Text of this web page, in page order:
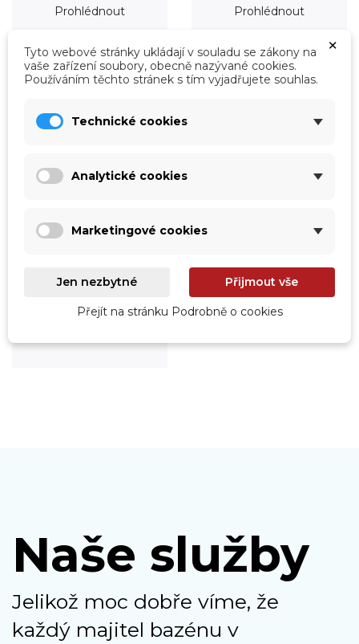
Prohlédnout Prohlédnout
Roboty
Prohlédnout
Naše služby
Jelikož moc dobře víme, že
každý majitel bazénu v
×
Tyto webové stránky ukládají v souladu se zákony na
vaše zařízení soubory, obecně nazývané cookies.
Používáním těchto stránek s tím vyjadřujete souhlas.
Technické cookies
Analytické cookies
Marketingové cookies
Jen nezbytné Přijmout vše
Přejít na stránku Podrobně o cookies